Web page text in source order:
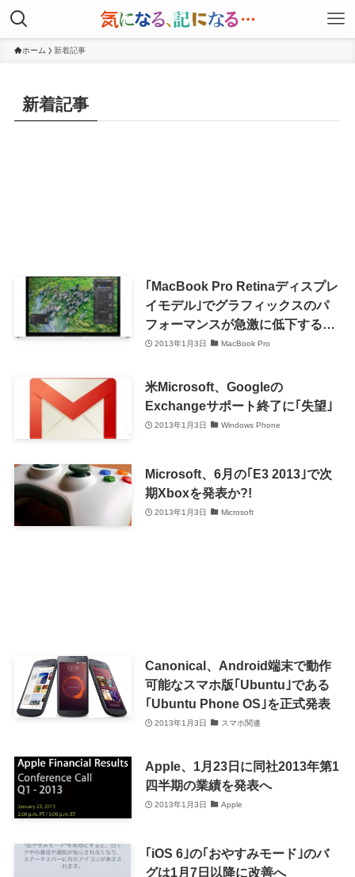
ホーム 新着記事
新着記事
｢MacBook Pro Retinaディスプレ
イモデル｣でグラフィックスのパ
フォーマンスが急激に低下する不
具合
2013年1月3日 MacBook Pro
米Microsoft、Googleの
Exchangeサポート終了に｢失望｣
2013年1月3日 Windows Phone
Microsoft、6月の｢E3 2013｣で次
期Xboxを発表か?!
2013年1月3日 Microsoft
Canonical、Android端末で動作
可能なスマホ版｢Ubuntu｣である
｢Ubuntu Phone OS｣を正式発表
2013年1月3日 スマホ関連
Apple、1月23日に同社2013年第1
四半期の業績を発表へ
2013年1月3日 Apple
｢iOS 6｣の｢おやすみモード｣のバ
グは1月7日以降に改善へ